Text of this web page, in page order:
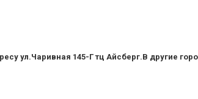
ул.Чаривная 145-Г тц Айсберг.В другие